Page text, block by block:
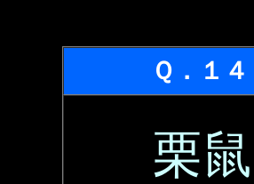
Ｑ．１４
栗鼠